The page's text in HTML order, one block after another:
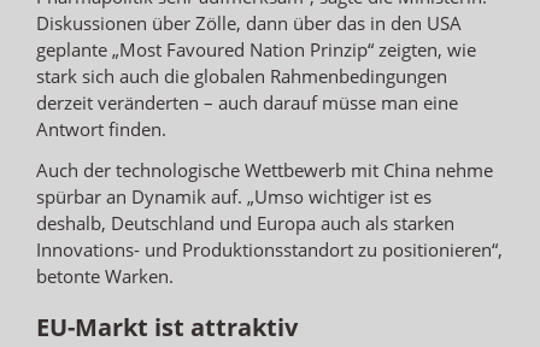
Diskussionen über Zölle, dann über das in den USA
geplante „Most Favoured Nation Prinzip“ zeigten, wie
stark sich auch die globalen Rahmenbedingungen
derzeit veränderten – auch darauf müsse man eine
Antwort finden.
Auch der technologische Wettbewerb mit China nehme
spürbar an Dynamik auf. „Umso wichtiger ist es
deshalb, Deutschland und Europa auch als starken
Innovations- und Produktionsstandort zu positionieren“,
betonte Warken.
EU-Markt ist attraktiv